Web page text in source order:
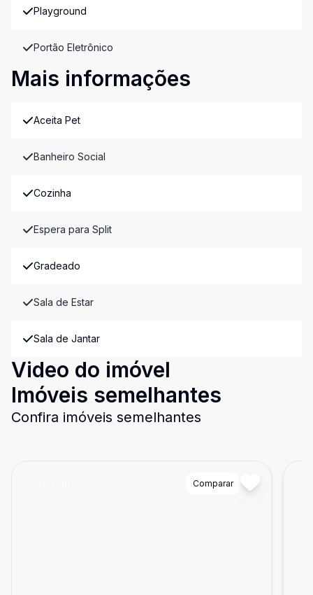
Playground
Portão Eletrônico
Mais informações
Aceita Pet
Banheiro Social
Cozinha
Espera para Split
Gradeado
Sala de Estar
Sala de Jantar
Video do imóvel
Imóveis semelhantes
Confira imóveis semelhantes
Comparar